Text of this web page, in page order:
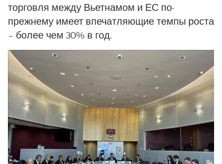
торговля между Вьетнамом и ЕС по-
прежнему имеет впечатляющие темпы роста
– более чем 30% в год.